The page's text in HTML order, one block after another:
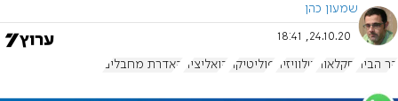
שמעון כהן
24.10.20, 18:41
הר הבית חקלאות טלוויזיה פוליטיקה קואליציה האדרת מחבלים